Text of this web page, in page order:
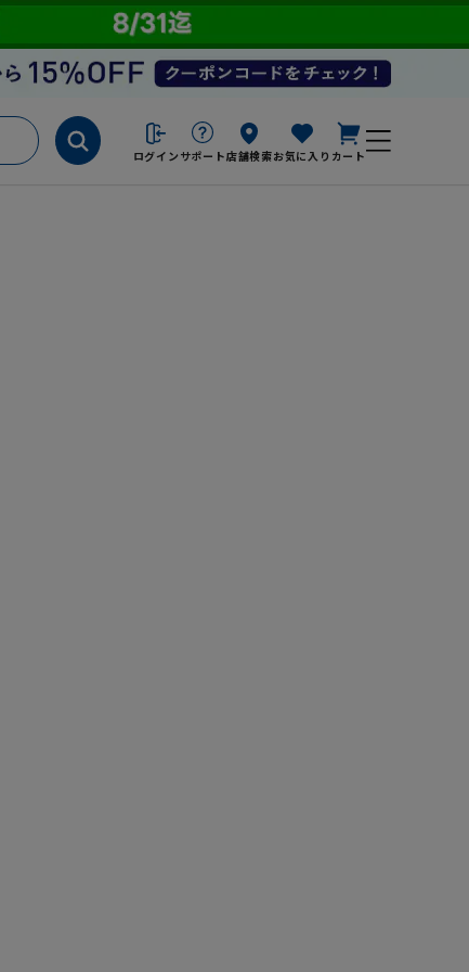
ログイン サポート店舗検索お気に入り カート